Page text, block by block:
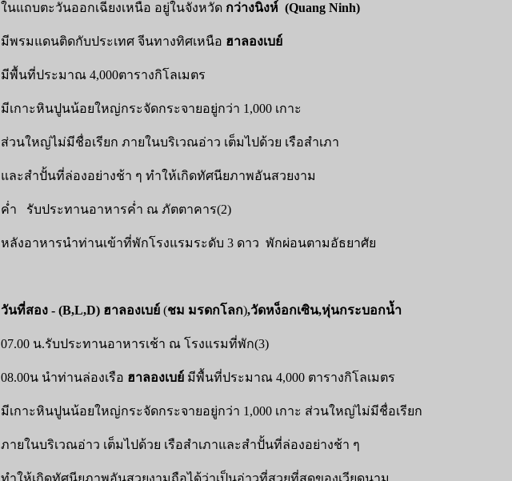
ในแถบตะวันออกเฉียงเหนือ อยู่ในจังหวัด กว่างนิงห์ (Quang Ninh)
มีพรมแดนติดกับประเทศ จีนทางทิศเหนือ ฮาลองเบย์
มีพื้นที่ประมาณ 4,000ตารางกิโลเมตร
มีเกาะหินปูนน้อยใหญ่กระจัดกระจายอยู่กว่า 1,000 เกาะ
ส่วนใหญ่ไม่มีชื่อเรียก ภายในบริเวณอ่าว เต็มไปด้วย เรือสำเภา
และสำปั้นที่ล่องอย่างช้า ๆ ทำให้เกิดทัศนียภาพอันสวยงาม
ค่ำ รับประทานอาหารค่ำ ณ ภัตตาคาร(2)
หลังอาหารนำท่านเข้าที่พักโรงแรมระดับ 3 ดาว พักผ่อนตามอัธยาศัย
วันที่สอง - (B,L,D) ฮาลองเบย์ (ชม มรดกโลก),วัดหง็อกเซิน,หุ่นกระบอกน้ำ
07.00 น.รับประทานอาหารเช้า ณ โรงแรมที่พัก(3)
08.00น นำท่านล่องเรือ ฮาลองเบย์ มีพื้นที่ประมาณ 4,000 ตารางกิโลเมตร
มีเกาะหินปูนน้อยใหญ่กระจัดกระจายอยู่กว่า 1,000 เกาะ ส่วนใหญ่ไม่มีชื่อเรียก
ภายในบริเวณอ่าว เต็มไปด้วย เรือสำเภาและสำปั้นที่ล่องอย่างช้า ๆ
ทำให้เกิดทัศนียภาพอันสวยงามถือได้ว่าเป็นอ่าวที่สวยที่สุดของเวียดนาม